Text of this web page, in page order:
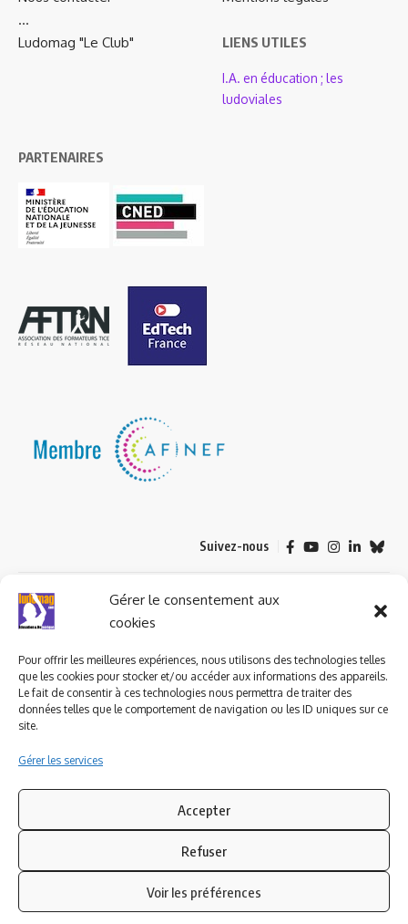
Gérer le consentement aux
cookies
Pour offrir les meilleures expériences, nous utilisons des technologies telles
que les cookies pour stocker et/ou accéder aux informations des appareils.
Le fait de consentir à ces technologies nous permettra de traiter des
données telles que le comportement de navigation ou les ID uniques sur ce
site.
Gérer les services
Accepter
Refuser
Voir les préférences
…
Ludomag "Le Club"
LIENS UTILES
I.A. en éducation ; les
ludoviales
PARTENAIRES
Suivez-nous
© 2023 ludomag.com édité et géré par WOOMEET SAS, powered by